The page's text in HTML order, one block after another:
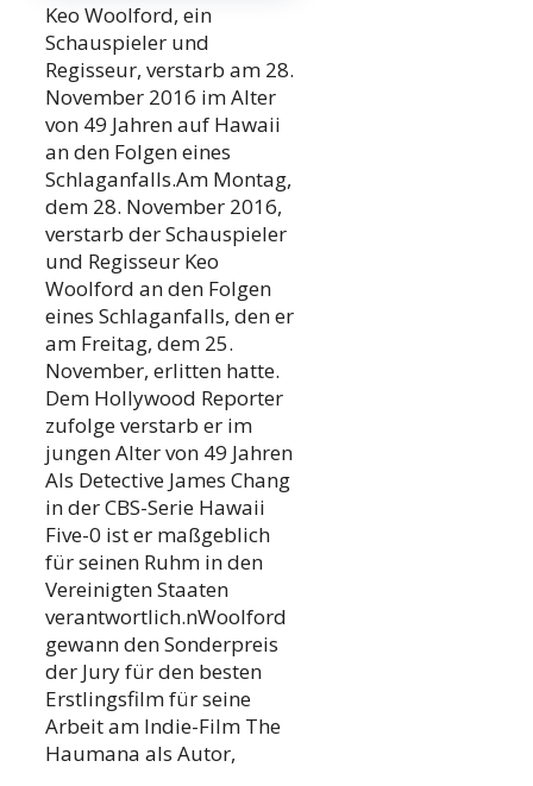
Keo Woolford, ein
Schauspieler und
Regisseur, verstarb am 28.
November 2016 im Alter
von 49 Jahren auf Hawaii
an den Folgen eines
Schlaganfalls.Am Montag,
dem 28. November 2016,
verstarb der Schauspieler
und Regisseur Keo
Woolford an den Folgen
eines Schlaganfalls, den er
am Freitag, dem 25.
November, erlitten hatte.
Dem Hollywood Reporter
zufolge verstarb er im
jungen Alter von 49 Jahren
Als Detective James Chang
in der CBS-Serie Hawaii
Five-0 ist er maßgeblich
für seinen Ruhm in den
Vereinigten Staaten
verantwortlich.nWoolford
gewann den Sonderpreis
der Jury für den besten
Erstlingsfilm für seine
Arbeit am Indie-Film The
Haumana als Autor,